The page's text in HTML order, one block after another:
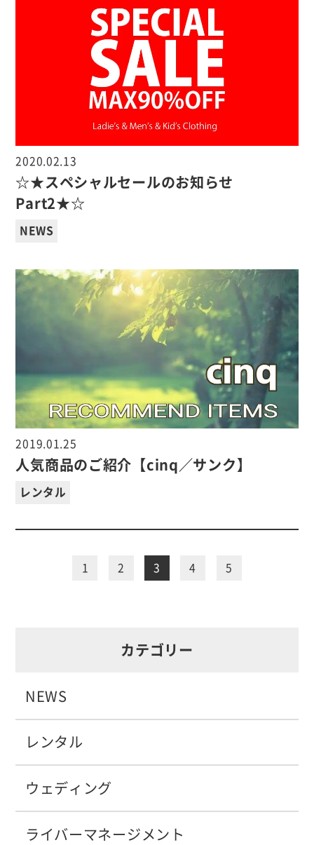
2020.02.13
☆★スペシャルセールのお知らせ
Part2★☆
NEWS
2019.01.25
人気商品のご紹介【cinq／サンク】
レンタル
1 2 3 4 5
カテゴリー
NEWS
レンタル
ウェディング
ライバーマネージメント